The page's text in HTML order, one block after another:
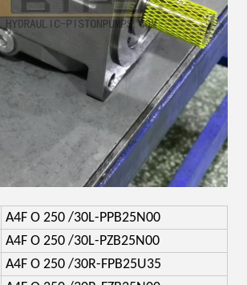
A4F O 250 /30L-PPB25N00
A4F O 250 /30L-PZB25N00
A4F O 250 /30R-FPB25U35